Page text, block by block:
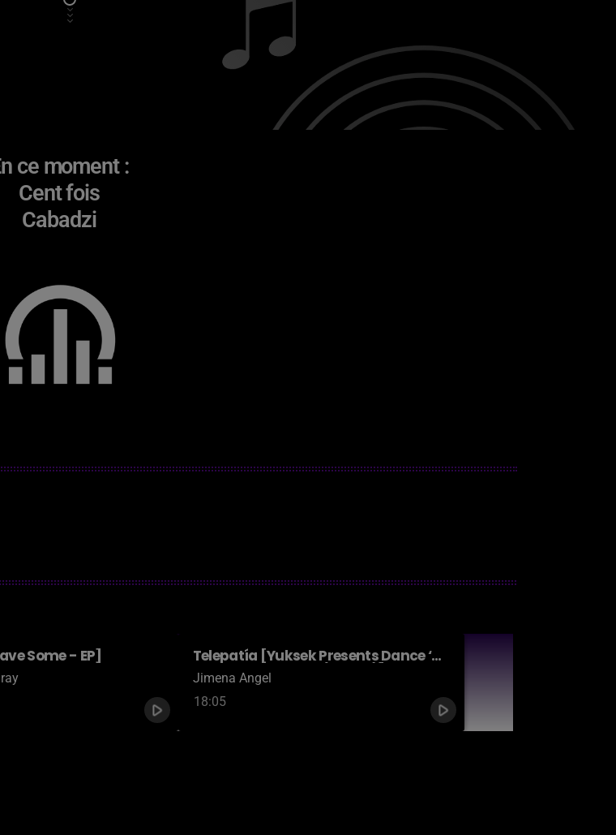
ce moment :
Cent fois
Cabadzi
Some - EP]
play_arrow
Telepatía [Yuksek Presents Dance ‘O'
Drome 019: Yuksek (DJ Mix)]
Jimena Angel
18:05
play_arrow